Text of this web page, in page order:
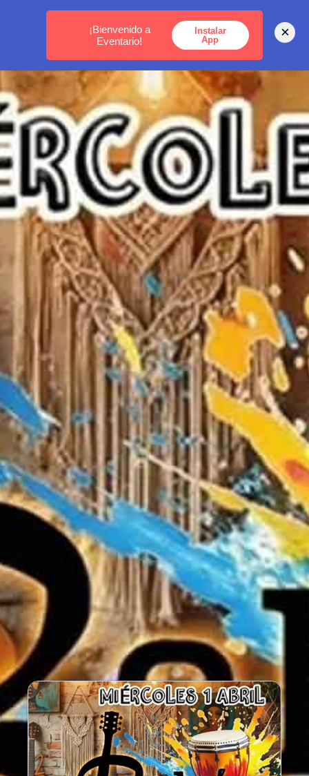
MEDELLÍN - BOGOTÁ - CARTAGENA
¡Bienvenido a
Eventario!
Instalar
App
×